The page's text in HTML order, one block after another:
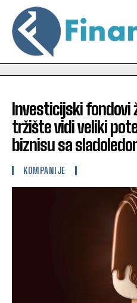
Investicijski fondovi
tržište vidi veliki
biznisu sa
KOMPANIJE